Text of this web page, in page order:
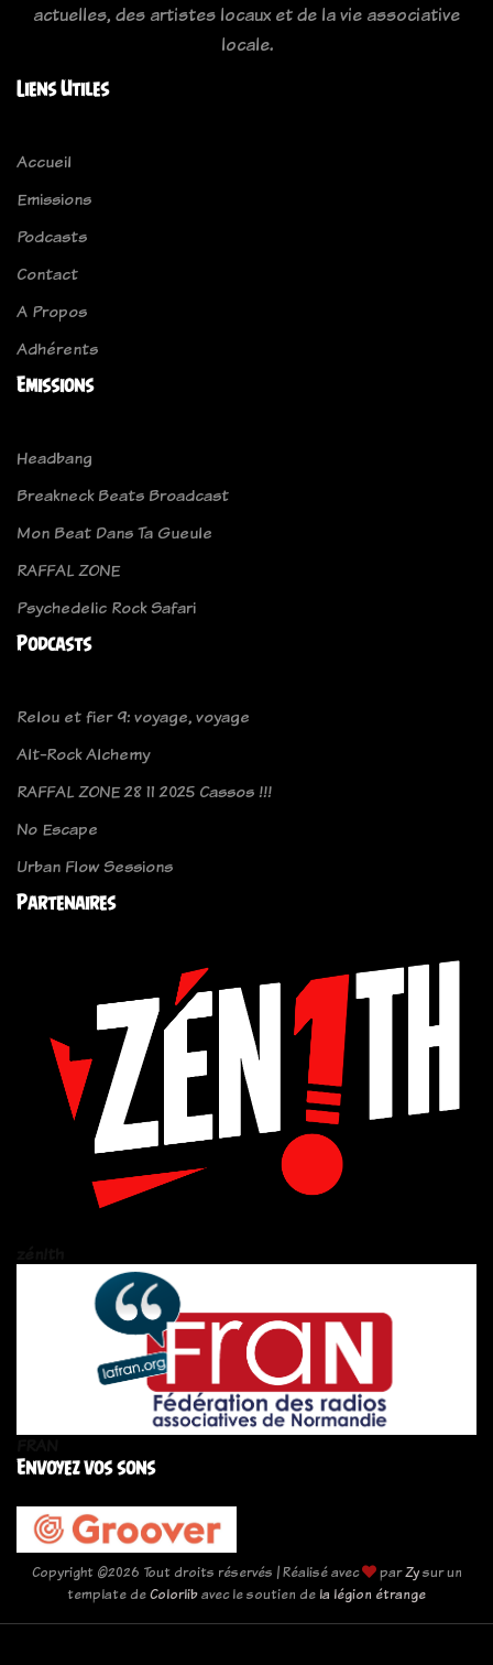
actuelles, des artistes locaux et de la vie associative
locale.
Liens Utiles
Accueil
Emissions
Podcasts
Contact
A Propos
Adhérents
Emissions
Headbang
Breakneck Beats Broadcast
Mon Beat Dans Ta Gueule
RAFFAL ZONE
Psychedelic Rock Safari
Podcasts
Relou et fier 9: voyage, voyage
Alt-Rock Alchemy
RAFFAL ZONE 28 11 2025 Cassos !!!
No Escape
Urban Flow Sessions
Partenaires
Envoyez vos sons
Copyright ©2026 Tout droits réservés | Réalisé avec parZysur un
template deColorlibavec le soutien de la légion étrange